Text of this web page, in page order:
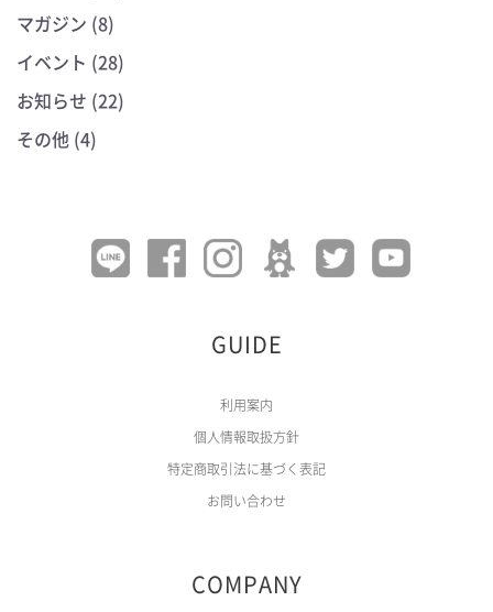
マガジン (8)
イベント (28)
お知らせ (22)
その他 (4)
GUIDE
利用案内
個人情報取扱方針
特定商取引法に基づく表記
お問い合わせ
COMPANY